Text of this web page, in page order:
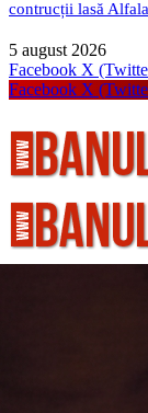
contrucții lasă
5 august 2026
Facebook X
Facebook X